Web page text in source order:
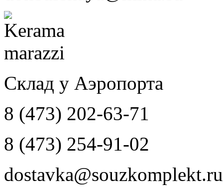
Склад у Аэропорта
8 (473) 202-63-71
8 (473) 254-91-02
dostavka@souzkomplekt.ru